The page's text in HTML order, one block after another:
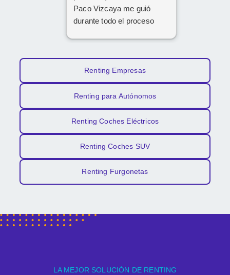
Paco Vizcaya me guió
durante todo el proceso
Ahora a esperar la entrega
que esperamos sea lo más
rápida posible.
Renting Empresas
Renting para Autónomos
Renting Coches Eléctricos
Renting Coches SUV
Renting Furgonetas
LA MEJOR SOLUCIÓN DE RENTING